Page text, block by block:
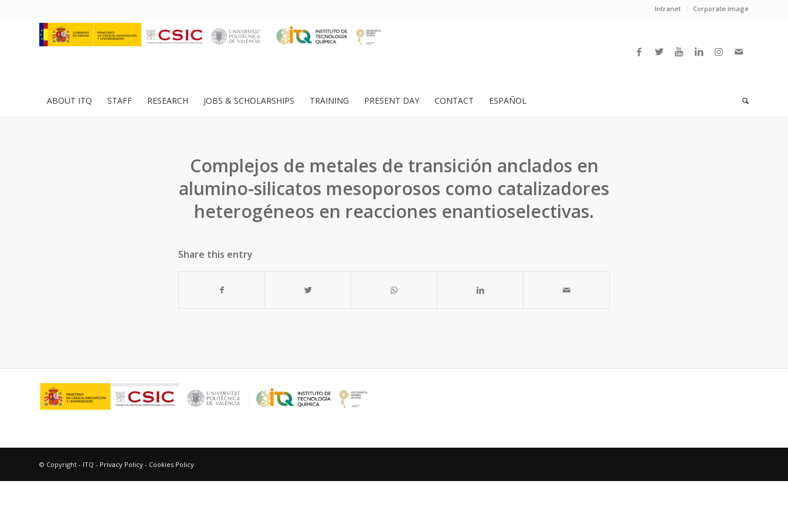
Intranet Corporate image
ABOUT ITQ STAFF RESEARCH JOBS & SCHOLARSHIPS TRAINING PRESENT DAY CONTACT ESPAÑOL
Complejos de metales de transición anclados en
alumino-silicatos mesoporosos como catalizadores
heterogéneos en reacciones enantioselectivas.
Share this entry
© Copyright - ITQ - Privacy Policy - Cookies Policy